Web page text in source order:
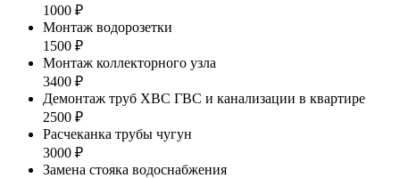
1000 ₽
Монтаж водорозетки
1500 ₽
Монтаж коллекторного узла
3400 ₽
Демонтаж труб ХВС ГВС и канализации в квартире
2500 ₽
Расчеканка трубы чугун
3000 ₽
Замена стояка водоснабжения